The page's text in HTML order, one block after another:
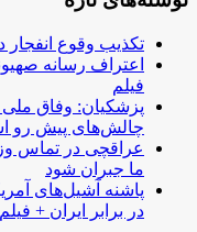
تکذیب وقوع
اعتراف رسانه
فیلم
پزشکیان: وفاق ملی
چالش‌های پیش رو
عراقچی در تماس
ما جبران شود
پاشنه آشیل‌های
در برابر ایران + فیلم